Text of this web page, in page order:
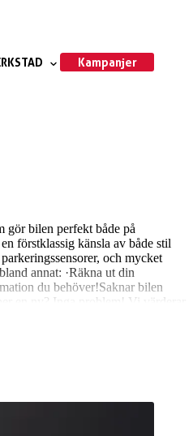
Kampanjer
gör bilen perfekt både på
förstklassig känsla av både stil
och mycket
annat: ·Räkna ut din
du behöver!Saknar bilen
en ny? Inga problem! Vi värderar
på Trustpilot Varmt